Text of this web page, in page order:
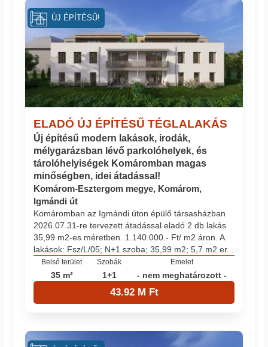
ELADÓ ÚJ ÉPÍTÉSŰ TÉGLALAKÁS
Új építésű modern lakások, irodák,
mélygarázsban lévő parkolóhelyek, és
tárolóhelyiségek Komáromban magas
minőségben, idei átadással!
Komárom-Esztergom megye, Komárom,
Igmándi út
Komáromban az Igmándi úton épülő társasházban
2026.07.31-re tervezett átadással eladó 2 db lakás
35,99 m2-es méretben. 1.140.000.- Ft/ m2 áron. A
lakások: Fsz/L/05; N+1 szoba; 35,99 m2; 5,7 m2 er...
Belső terület
35 m²
Szobák
1+1
Emelet
- nem meghatározott -
43.92 M Ft
ÚJ ÉPÍTÉSŰ!